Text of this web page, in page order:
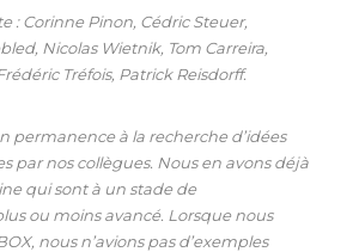
: Corinne Pinon, Cédric Steuer,
Nicolas Wietnik, Tom Car​reira,
Tréfois, Patrick Reisdorff.
permanence à la recherche d’idées
par nos collègues. Nous en avons déjà
qui sont à un stade de
ou moins avancé. Lorsque nous
nous n’avions pas d’exemples